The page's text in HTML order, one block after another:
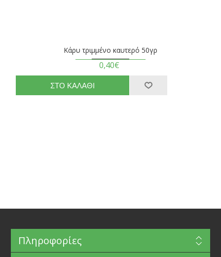
Κάρυ τριμμένο καυτερό 50γρ
0,40€
Πληροφορίες